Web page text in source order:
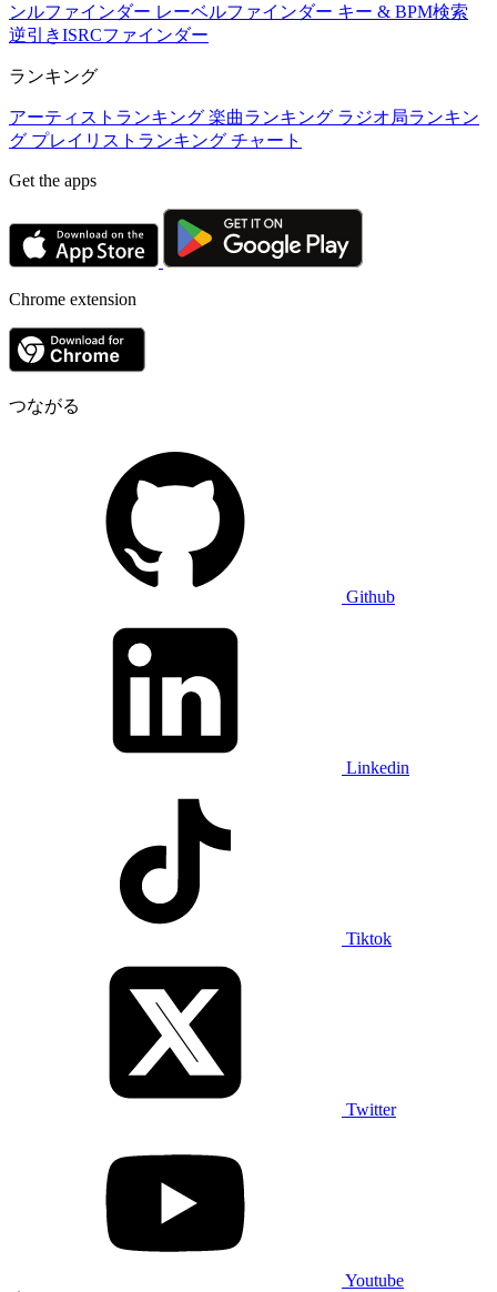
ンルファインダー レーベルファインダー キー & BPM検索
逆引きISRCファインダー
ランキング
アーティストランキング 楽曲ランキング ラジオ局ランキン
グ プレイリストランキング チャート
Get the apps
Chrome extension
つながる
Github
Linkedin
Tiktok
Twitter
Youtube